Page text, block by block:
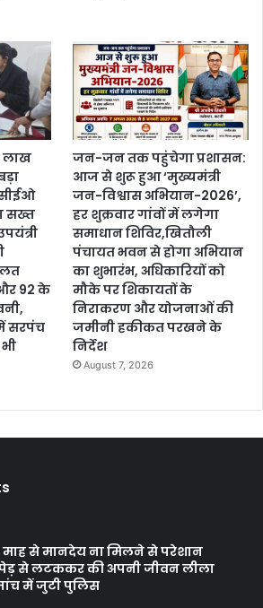
लाख
सख्त
92 के
सरपंच
जन-जन तक पहुंचेगा प्रशासन:
आज से शुरू हुआ ‘मुख्यमंत्री
जन-विश्वास अभियान-2026’,
हर शुक्रवार गांवों में लगेगा
समाधान शिविर,खितौली
पंचायत भवन से होगा अभियान
का शुभारंभ, अधिकारियों को
मौके पर शिकायतों के
निराकरण और योजनाओं की
जमीनी हकीकत परखने के
निर्देश
August 7, 2026
से मानदेय ना मिलने से परेशान
से लटककर की अपनी जीवन लीला
में जुटी पुलिस